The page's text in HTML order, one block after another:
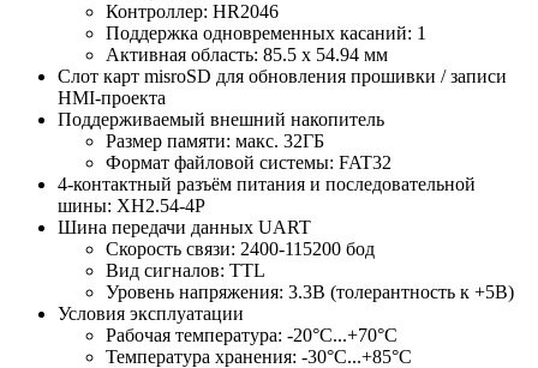
Контроллер: HR2046
Поддержка одновременных касаний: 1
Активная область: 85.5 х 54.94 мм
Слот карт misroSD для обновления прошивки / записи
HMI-проекта
Поддерживаемый внешний накопитель
Размер памяти: макс. 32ГБ
Формат файловой системы: FAT32
4-контактный разъём питания и последовательной
шины: XH2.54-4P
Шина передачи данных UART
Скорость связи: 2400-115200 бод
Вид сигналов: TTL
Уровень напряжения: 3.3В (толерантность к +5В)
Условия эксплуатации
Рабочая температура: -20°С...+70°С
Температура хранения: -30°С...+85°С